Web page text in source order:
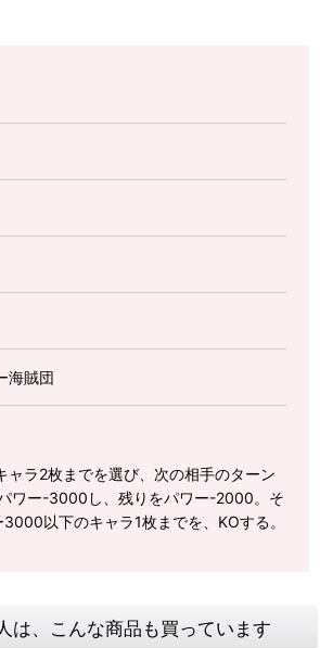
海賊団
ャラ2枚までを選び、次の相手のターン
ワー-3000し、残りをパワー-2000。そ
以下のキャラ1枚までを、KOする。
は、こんな商品も買っています